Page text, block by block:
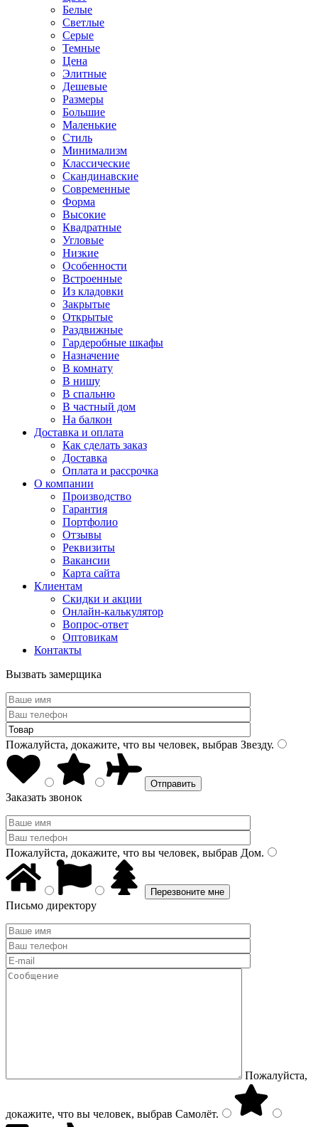
Белые
Светлые
Серые
Темные
Цена
Элитные
Дешевые
Размеры
Большие
Маленькие
Стиль
Минимализм
Классические
Скандинавские
Современные
Форма
Высокие
Квадратные
Угловые
Низкие
Особенности
Встроенные
Из кладовки
Закрытые
Открытые
Раздвижные
Гардеробные шкафы
Назначение
В комнату
В нишу
В спальню
В частный дом
На балкон
Доставка и оплата
Как сделать заказ
Доставка
Оплата и рассрочка
О компании
Производство
Гарантия
Портфолио
Отзывы
Реквизиты
Вакансии
Карта сайта
Клиентам
Скидки и акции
Онлайн-калькулятор
Вопрос-ответ
Оптовикам
Контакты
Вызвать замерщика
Пожалуйста, докажите, что вы человек, выбрав Звезду.
Заказать звонок
Пожалуйста, докажите, что вы человек, выбрав Дом.
Письмо директору
Пожалуйста,
докажите, что вы человек, выбрав Самолёт.